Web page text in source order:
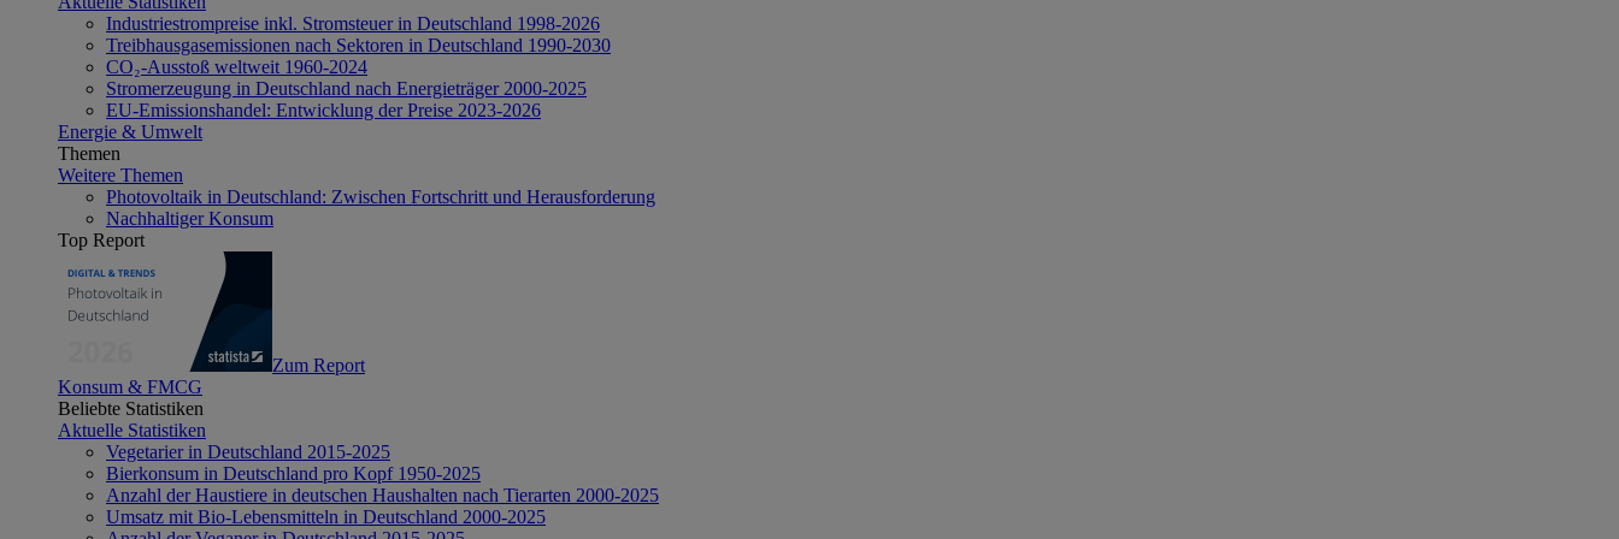
Industriestrompreise inkl. Stromsteuer in Deutschland 1998-2026
Treibhausgasemissionen nach Sektoren in Deutschland 1990-2030
CO₂-Ausstoß weltweit 1960-2024
Stromerzeugung in Deutschland nach Energieträger 2000-2025
EU-Emissionshandel: Entwicklung der Preise 2023-2026
Energie & Umwelt
Themen
Weitere Themen
Photovoltaik in Deutschland: Zwischen Fortschritt und Herausforderung
Nachhaltiger Konsum
Top Report
Zum Report
Konsum & FMCG
Beliebte Statistiken
Aktuelle Statistiken
Vegetarier in Deutschland 2015-2025
Bierkonsum in Deutschland pro Kopf 1950-2025
Anzahl der Haustiere in deutschen Haushalten nach Tierarten 2000-2025
Umsatz mit Bio-Lebensmitteln in Deutschland 2000-2025